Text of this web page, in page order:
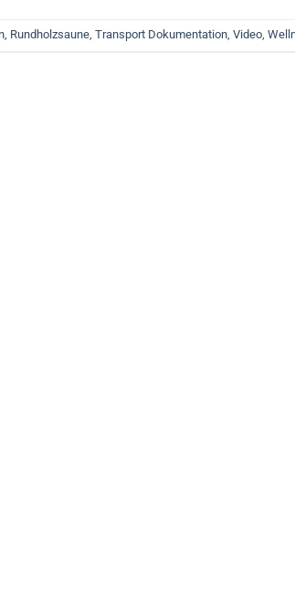
, Rundholzsaune, Transport Dokumentation, Video,